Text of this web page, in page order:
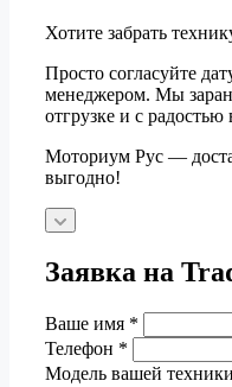
Хотите забрать
Просто согласуйте
менеджером. Мы
отгрузке и с радостью
Моториум Рус —
выгодно!
Заявка на
Ваше имя *
Телефон *
Модель вашей техники